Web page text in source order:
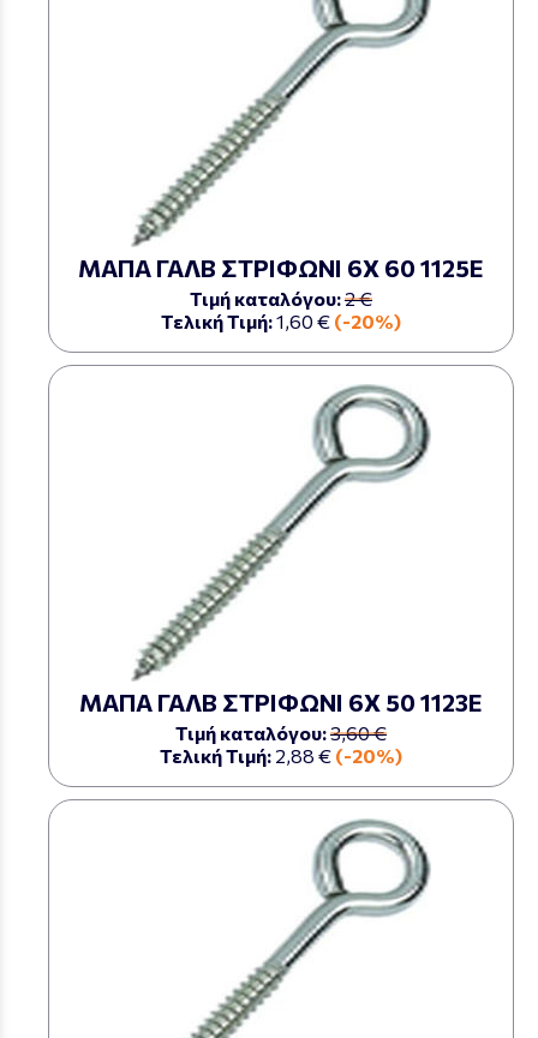
ΜΑΠΑ ΓΑΛΒ ΣΤΡΙΦΩΝΙ 6Χ 60 1125Ε
Τιμή καταλόγου:2 €
Τελική Τιμή:1,60 € (-20%)
ΜΑΠΑ ΓΑΛΒ ΣΤΡΙΦΩΝΙ 6Χ 50 1123Ε
Τιμή καταλόγου:3,60 €
Τελική Τιμή: 2,88 € (-20%)